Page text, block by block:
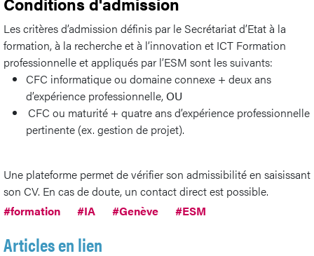
Les critères d’admission définis par le Secrétariat d’Etat à la
formation, à la recherche et à l’innovation et ICT Formation
professionnelle et appliqués par l’ESM sont les suivants:
CFC informatique ou domaine connexe + deux ans
d’expérience professionnelle,OU
CFC ou maturité + quatre ans d’expérience professionnelle
pertinente (ex. gestion de projet).
Une plateforme permet de vérifier son admissibilité en saisissant
son CV. En cas de doute, un contact direct est possible.
#formation
#IA #Genève #ESM
Articles en lien